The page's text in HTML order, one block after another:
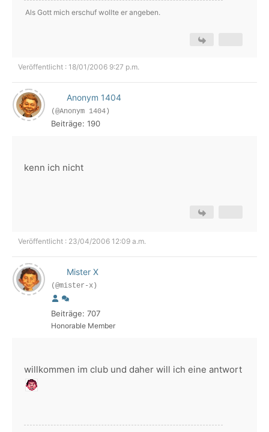
Als Gott mich erschuf wollte er angeben.
Veröffentlicht : 18/01/2006 9:27 p.m.
Anonym 1404
(@Anonym 1404)
Beiträge: 190
kenn ich nicht
Veröffentlicht : 23/04/2006 12:09 a.m.
Mister X
(@mister-x)
Beiträge: 707
Honorable Member
willkommen im club und daher will ich eine antwort